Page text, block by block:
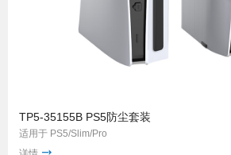
TP5-35155B PS5防尘套装
适用于 PS5/Slim/Pro